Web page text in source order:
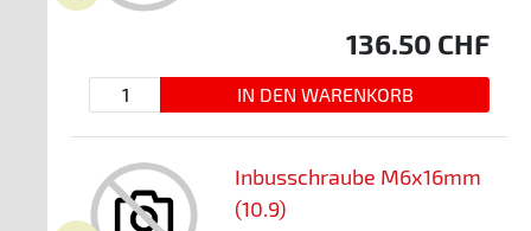
136.50 CHF
Inbusschraube M6x16mm
(10.9)